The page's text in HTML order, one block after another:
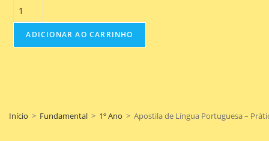
ADICIONAR AO CARRINHO
Início > Fundamental > 1º Ano > Apostila de Língua Portuguesa –